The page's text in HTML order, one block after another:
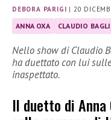
DEBORA PARIGI | 20
ANNA OXA CLAUDIO
Nello show di Claudio
ha duettato con lui
inaspettato.
Il duetto di Anna